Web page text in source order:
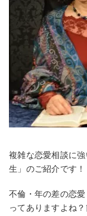
複雑な恋愛相談に
生」のご紹介です！
不倫・年の差の恋
ってありますよね